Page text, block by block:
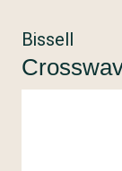
Bissell